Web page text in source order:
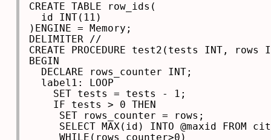
CREATE TABLE row_ids(
  id INT(11)
)ENGINE = Memory;
DELIMITER //
CREATE PROCEDURE test2(tests INT, rows
BEGIN
DECLARE rows_counter INT;
label1: LOOP
SET tests = tests - 1;
IF tests > 0 THEN
SET rows_counter = rows;
SELECT MAX(id) INTO @maxid FROM
WHILE(rows_counter>0)